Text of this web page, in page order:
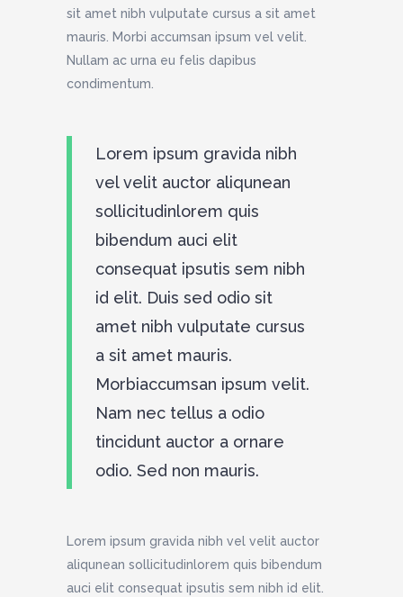
sit amet nibh vulputate cursus a sit amet
mauris. Morbi accumsan ipsum vel velit.
Nullam ac urna eu felis dapibus
condimentum.
Lorem ipsum gravida nibh
vel velit auctor aliqunean
sollicitudinlorem quis
bibendum auci elit
consequat ipsutis sem nibh
id elit. Duis sed odio sit
amet nibh vulputate cursus
a sit amet mauris.
Morbiaccumsan ipsum velit.
Nam nec tellus a odio
tincidunt auctor a ornare
odio. Sed non mauris.
Lorem ipsum gravida nibh vel velit auctor
aliqunean sollicitudinlorem quis bibendum
auci elit consequat ipsutis sem nibh id elit.